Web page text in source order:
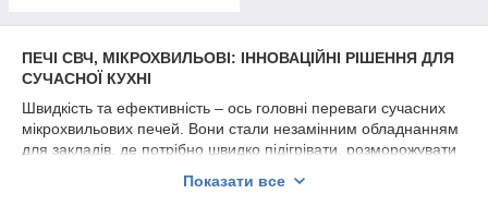
ПЕЧІ СВЧ, МІКРОХВИЛЬОВІ: ІННОВАЦІЙНІ РІШЕННЯ ДЛЯ
СУЧАСНОЇ КУХНІ
Швидкість та ефективність – ось головні переваги сучасних
мікрохвильових печей. Вони стали незамінним обладнанням
для закладів, де потрібно швидко підігрівати, розморожувати
Показати все